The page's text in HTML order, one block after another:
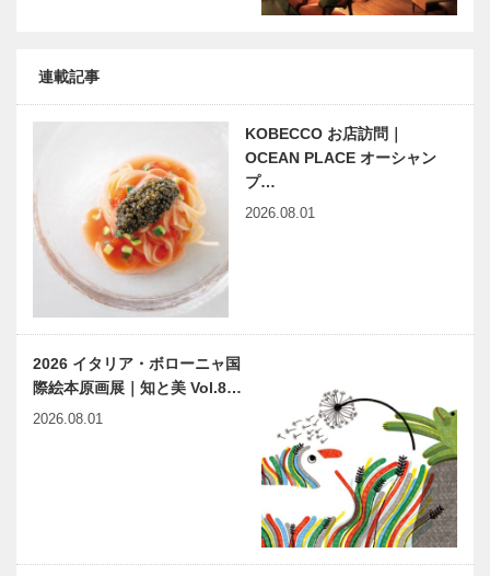
連載記事
KOBECCO お店訪問｜
OCEAN PLACE オーシャン
プ…
2026.08.01
2026 イタリア・ボローニャ国
際絵本原画展｜知と美 Vol.8…
2026.08.01